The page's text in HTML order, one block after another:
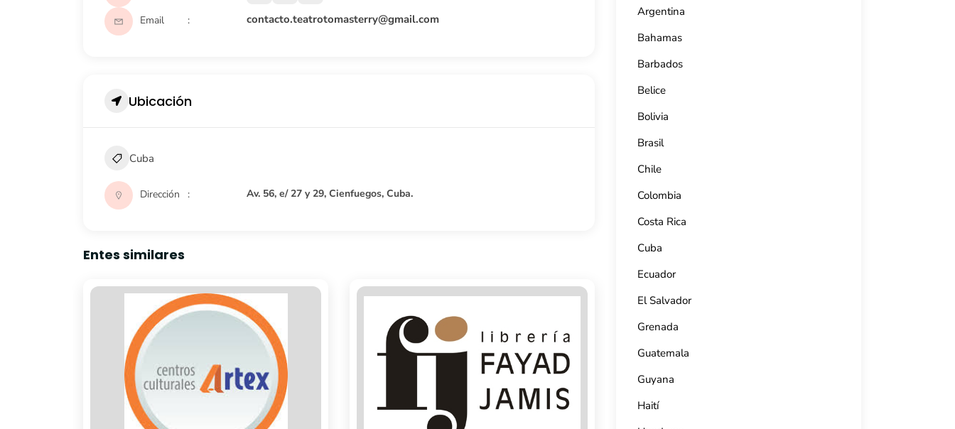
Email contacto.teatrotomasterry@gmail.com
Ubicación
Cuba
Dirección Av. 56, e/ 27 y 29, Cienfuegos, Cuba.
Entes similares
Argentina
Bahamas
Barbados
Belice
Bolivia
Brasil
Chile
Colombia
Costa Rica
Cuba
Ecuador
El Salvador
Grenada
Guatemala
Guyana
Haití